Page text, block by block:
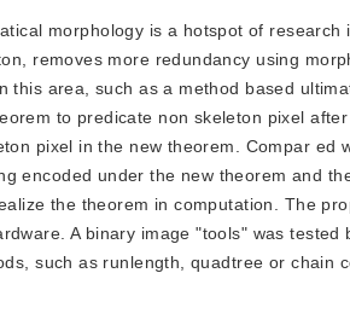
morphology is a hotspot of research
removes more redundancy using
this area, such as a method based
to predicate non skeleton pixel
pixel in the new theorem. Compar ed
encoded under the new theorem and
the theorem in computation. The
A binary image "tools" was
such as runlength, quadtree or chain